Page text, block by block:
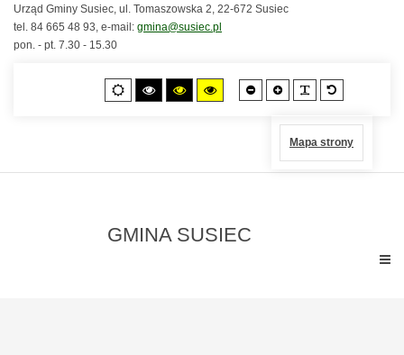
Urząd Gminy Susiec, ul. Tomaszowska 2, 22-672 Susiec
tel. 84 665 48 93, e-mail: gmina@susiec.pl
pon. - pt. 7.30 - 15.30
Tryb
domyślny
Wysoki
kontrast
Wysoki
kontrast
Wysoki
kontrast
Czcionka
mniejsza
Czcionka
większa
Czcionka
Mapa strony
GMINA SUSIEC